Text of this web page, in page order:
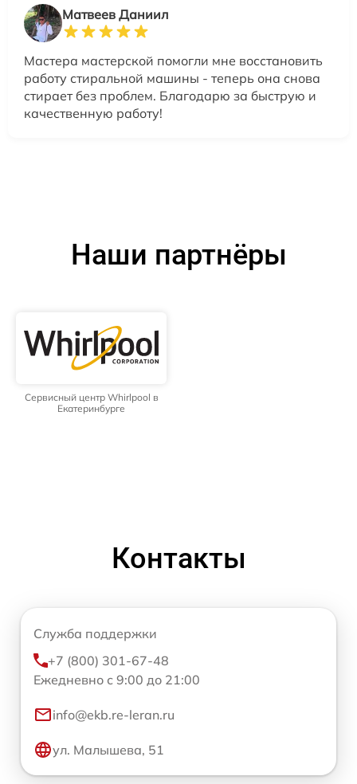
Матвеев Даниил
Мастера мастерской помогли мне восстановить
работу стиральной машины - теперь она снова
стирает без проблем. Благодарю за быструю и
качественную работу!
Наши партнёры
Сервисный центр Whirlpool в
Екатеринбурге
Контакты
Служба поддержки
+7 (800) 301-67-48
Ежедневно с 9:00 до 21:00
info@ekb.re-leran.ru
ул. Малышева, 51